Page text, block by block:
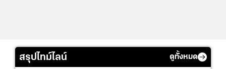
สรุปไทม์ไลน์ ดูทั้งหมด